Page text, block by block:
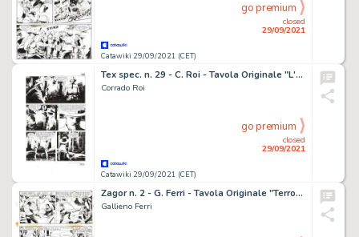
Catawiki 29/09/2021 (CET)
closed
29/09/2021
go premium
Tex spec. n. 29 - C. Roi - Tavola Originale "L'Orda del Tramonto" - Page volante - Exemplaire unique - (2014)
Corrado Roi
Catawiki 29/09/2021 (CET)
closed
29/09/2021
go premium
Zagor n. 2 - G. Ferri - Tavola Originale "Terrore" - Page volante - Exemplaire unique - (1965)
Gallieno Ferri